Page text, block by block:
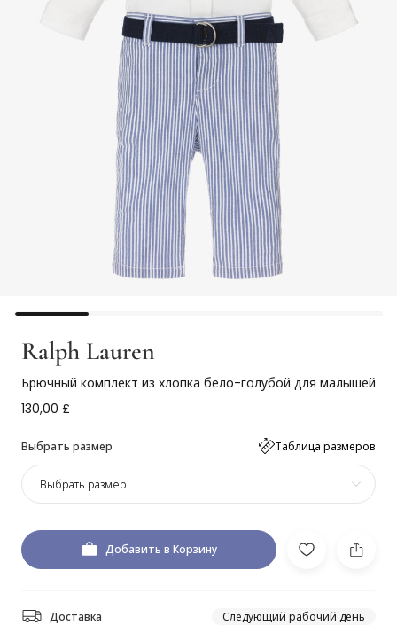
Ralph Lauren
Брючный комплект из хлопка бело-голубой для малышей
130,00 £
Выбрать размер Таблица размеров
Выбрать размер
Добавить в Корзину
Доставка Следующий рабочий день